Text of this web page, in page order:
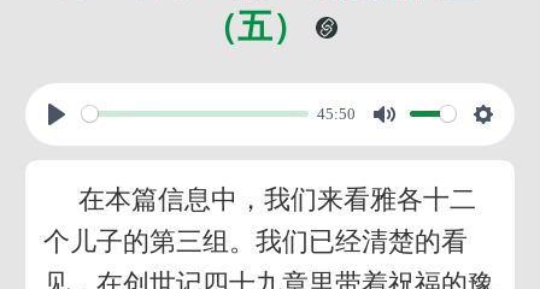
（五）
45:50
在本篇信息中，我们来看雅各十二
个儿子的第三组。我们已经清楚的看